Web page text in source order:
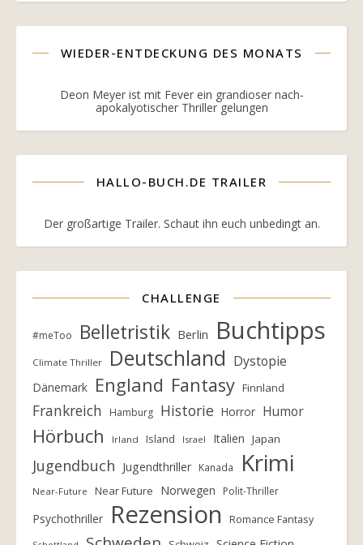
WIEDER-ENTDECKUNG DES MONATS
Deon Meyer ist mit Fever ein grandioser nach-
apokalyotischer Thriller gelungen
HALLO-BUCH.DE TRAILER
Der großartige Trailer. Schaut ihn euch unbedingt an.
CHALLENGE
#meToo Belletristik Berlin Buchtipps
Climate Thriller Deutschland Dystopie
Dänemark England Fantasy Finnland
Frankreich Hamburg Historie Horror Humor
Hörbuch Irland Island Israel Italien Japan
Jugendbuch Jugendthriller Kanada Krimi
Near-Future Near Future Norwegen Polit-Thriller
Psychothriller Rezension Romance Fantasy